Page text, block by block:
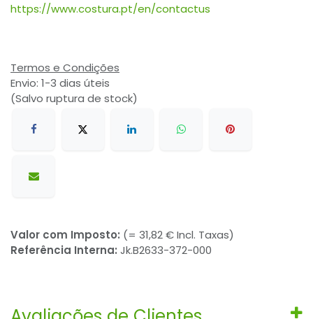
https://www.costura.pt/en/contactus
Termos e Condições
Envio: 1-3 dias úteis
(Salvo ruptura de stock)
Valor com Imposto: (= 31,82 € Incl. Taxas)
Referência Interna: Jk.B2633-372-000